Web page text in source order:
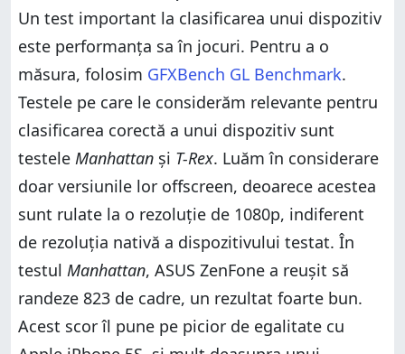
Un test important la clasificarea unui dispozitiv
este performanța sa în jocuri. Pentru a o
măsura, folosim GFXBench GL Benchmark.
Testele pe care le considerăm relevante pentru
clasificarea corectă a unui dispozitiv sunt
testele Manhattan și T-Rex. Luăm în considerare
doar versiunile lor offscreen, deoarece acestea
sunt rulate la o rezoluție de 1080p, indiferent
de rezoluția nativă a dispozitivului testat. În
testul Manhattan, ASUS ZenFone a reușit să
randeze 823 de cadre, un rezultat foarte bun.
Acest scor îl pune pe picior de egalitate cu